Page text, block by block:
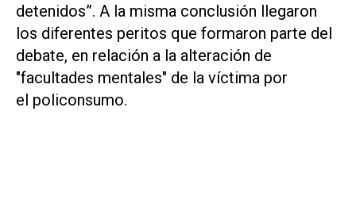
detenidos”. A la misma conclusión llegaron
los diferentes peritos que formaron parte del
debate, en relación a la alteración de
"facultades mentales" de la víctima por
el policonsumo.